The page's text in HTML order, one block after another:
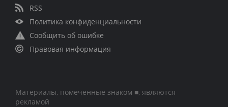
RSS
Политика конфиденциальности
Сообщить об ошибке
Правовая информация
Материалы, помеченные знаком ■, являются
рекламой